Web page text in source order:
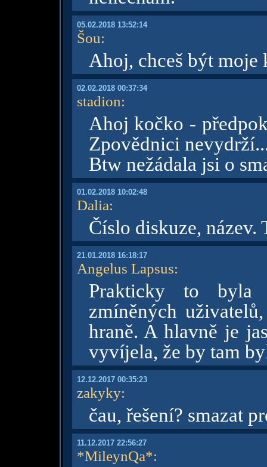
05.02.2018 13:52:14
Šou:
Ahoj, chceš být moje
02.02.2018 00:37:34
stadion:
Ahoj kočko -
Zpovědnici
Btw nežádala jsi o
01.02.2018 10:02:48
Dalia:
Číslo diskuze, název.
21.01.2018 16:18:17
Angelus Lapsus:
Prakticky to byla
zmíněných
hraně. A hlavně je
vyvíjela, že by tam
12.12.2017 00:35:23
zakyky:
čau, řešení? smazat
11.12.2017 22:56:27
*MileynQa*: